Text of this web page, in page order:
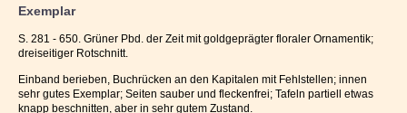
Exemplar
S. 281 - 650. Grüner Pbd. der Zeit mit goldgeprägter floraler Ornamentik;
dreiseitiger Rotschnitt.
Einband berieben, Buchrücken an den Kapitalen mit Fehlstellen; innen
sehr gutes Exemplar; Seiten sauber und fleckenfrei; Tafeln partiell etwas
knapp beschnitten, aber in sehr gutem Zustand.